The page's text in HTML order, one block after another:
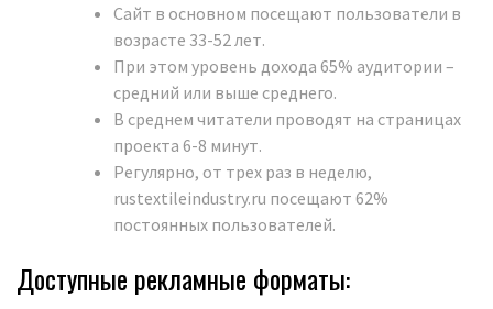
Сайт в основном посещают пользователи в
возрасте 33-52 лет.
При этом уровень дохода 65% аудитории –
средний или выше среднего.
В среднем читатели проводят на страницах
проекта 6-8 минут.
Регулярно, от трех раз в неделю,
rustextileindustry.ru посещают 62%
постоянных пользователей.
Доступные рекламные форматы: